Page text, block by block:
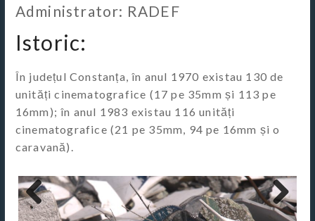
Administrator: RADEF
Istoric:
În județul Constanța, în anul 1970 existau 130 de
unități cinematografice (17 pe 35mm și 113 pe
16mm); în anul 1983 existau 116 unități
cinematografice (21 pe 35mm, 94 pe 16mm și o
caravană).